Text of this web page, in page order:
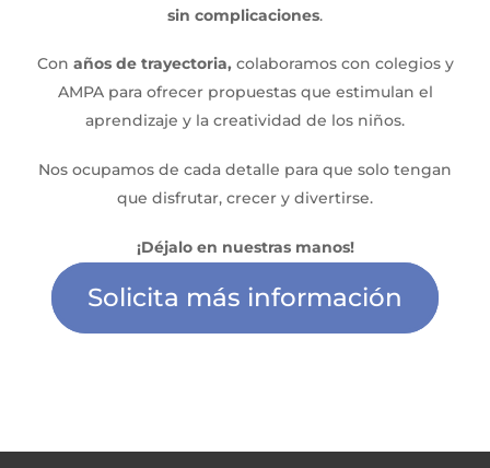
sin complicaciones.
Con años de trayectoria, colaboramos con colegios y
AMPA para ofrecer propuestas que estimulan el
aprendizaje y la creatividad de los niños.
Nos ocupamos de cada detalle para que solo tengan
que disfrutar, crecer y divertirse.
¡Déjalo en nuestras manos!
Solicita más información